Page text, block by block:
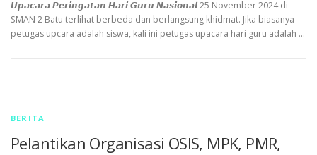
𝙐𝙥𝙖𝙘𝙖𝙧𝙖 𝙋𝙚𝙧𝙞𝙣𝙜𝙖𝙩𝙖𝙣 𝙃𝙖𝙧𝙞 𝙂𝙪𝙧𝙪 𝙉𝙖𝙨𝙞𝙤𝙣𝙖𝙡 25 November 2024 di
SMAN 2 Batu terlihat berbeda dan berlangsung khidmat. Jika biasanya
petugas upcara adalah siswa, kali ini petugas upacara hari guru adalah …
BERITA
Pelantikan Organisasi OSIS, MPK, PMR,